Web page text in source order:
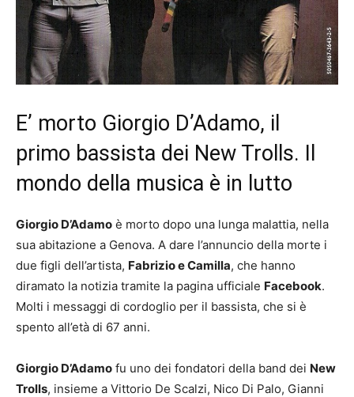
E’ morto Giorgio D’Adamo, il
primo bassista dei New Trolls. Il
mondo della musica è in lutto
Giorgio D’Adamo è morto dopo una lunga malattia, nella
sua abitazione a Genova. A dare l’annuncio della morte i
due figli dell’artista, Fabrizio e Camilla, che hanno
diramato la notizia tramite la pagina ufficiale Facebook.
Molti i messaggi di cordoglio per il bassista, che si è
spento all’età di 67 anni.
Giorgio D’Adamo fu uno dei fondatori della band dei New
Trolls, insieme a Vittorio De Scalzi, Nico Di Palo, Gianni